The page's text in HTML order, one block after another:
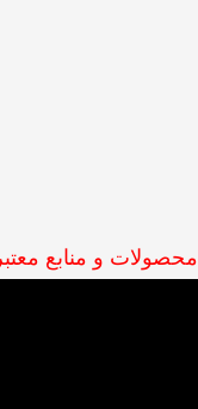
محصولات و منابع